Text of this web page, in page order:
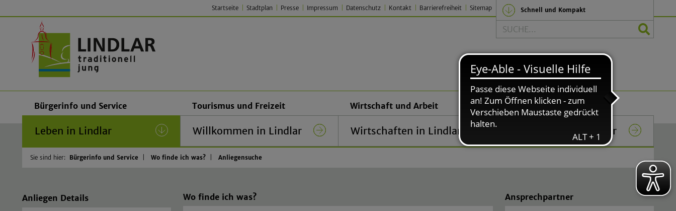
Startseite Stadtplan Presse Impressum Datenschutz Kontakt Barrierefreiheit Sitemap Schnell und Kompakt
Suche
Bürgerinfo und Service
Leben in Lindlar
Tourismus und Freizeit
Willkommen in Lindlar
Wirtschaft und Arbeit
Wirtschaften in Lindlar
Politik und Verwaltung
Das Rathaus in Lindlar
Sie sind hier: Bürgerinfo und Service Wo finde ich was? Anliegensuche
Anliegen Details
Wo finde ich was? Ansprechpartner